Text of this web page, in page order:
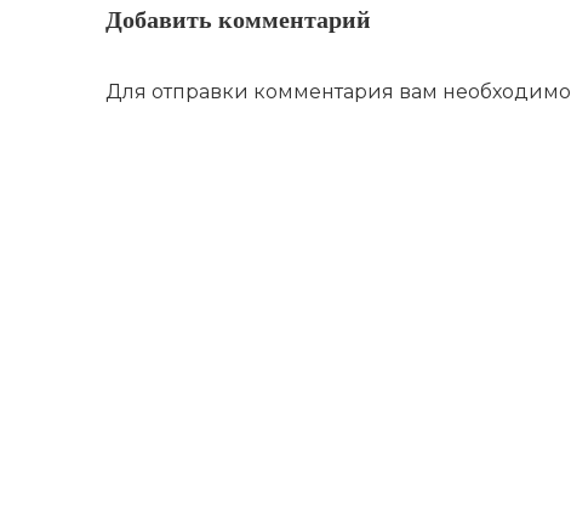
Добавить комментарий
Для отправки комментария вам необходимо